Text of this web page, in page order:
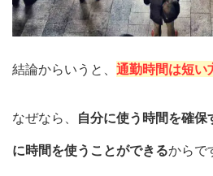
結論からいうと、 通勤時間は短い
なぜなら、 自分に使う時間を確
に時間を使うことができるからで